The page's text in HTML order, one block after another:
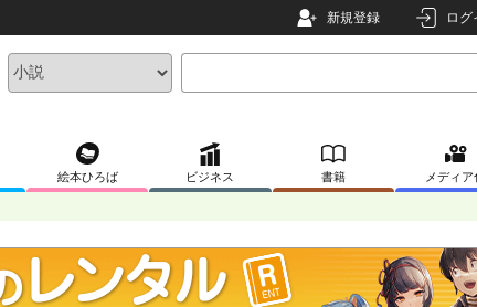
新規登録 ログ
絵本ひろば ビジネス 書籍 メディア